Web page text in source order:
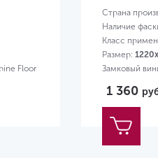
Floor
Страна
Наличие
Класс
Размер:
Замковый
1 360